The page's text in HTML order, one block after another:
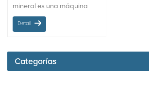
mineral es una máquina
utilizada en la industria
minera para separar
separa diferentes tipos de
minerales en función de sus
Detail
Categorías